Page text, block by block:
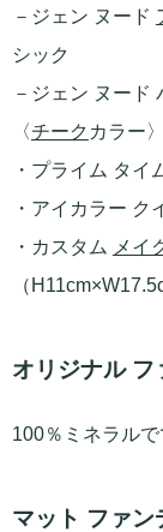
－ジェン ヌード
シック
－ジェン ヌード
〈チーク カラー〉
・プライム タイ
・アイカラー ク
・カスタム メイ
（
オリジナル フ
100％ミネラル
マット ファン